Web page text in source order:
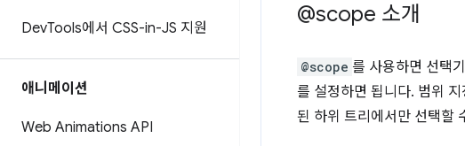
DevTools에서 CSS-in-JS 지원
애니메이션
Web Animations API
@scope 소개
@scope 를 사용하면 선택
를 설정하면 됩니다. 범위
된 하위 트리에서만 선택할